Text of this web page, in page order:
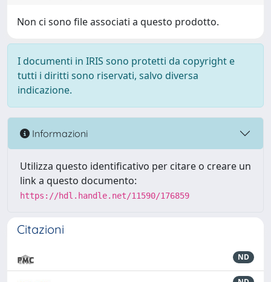
Non ci sono file associati a questo prodotto.
I documenti in IRIS sono protetti da copyright e
tutti i diritti sono riservati, salvo diversa
indicazione.
Informazioni
Utilizza questo identificativo per citare o creare un
link a questo documento:
https://hdl.handle.net/11590/176859
Citazioni
ND